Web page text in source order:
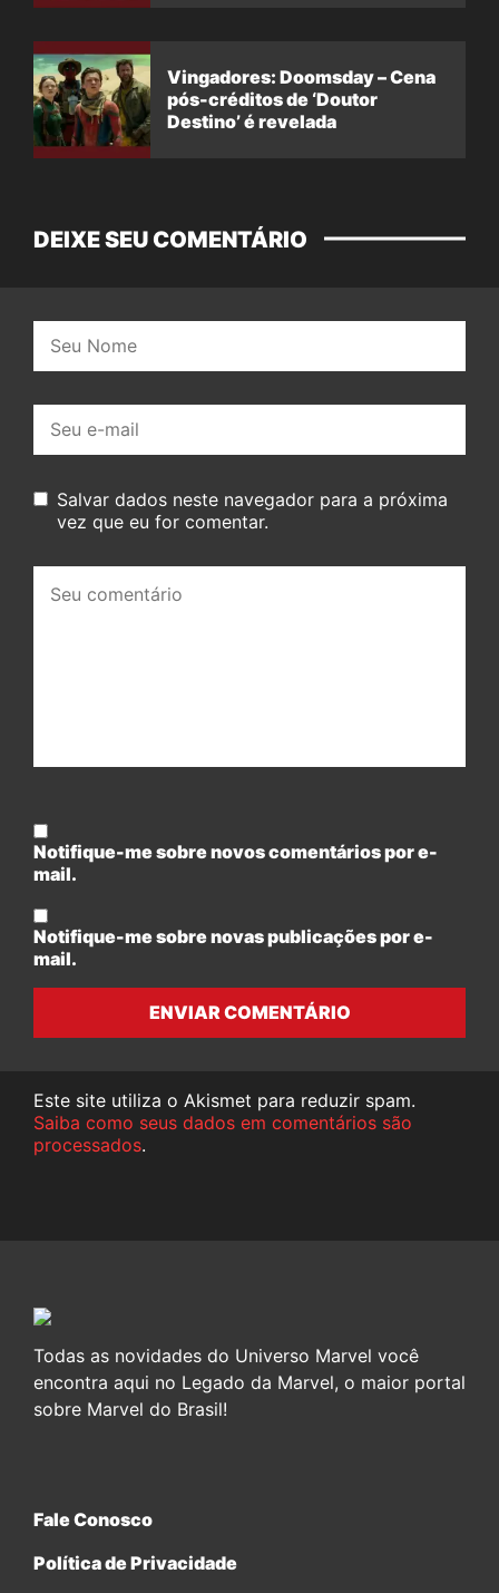
Vingadores: Doomsday – Cena
pós-créditos de ‘Doutor
Destino’ é revelada
DEIXE SEU COMENTÁRIO
mail:
Salvar dados neste navegador para a próxima
vez que eu for comentar.
comentário:
Notifique-me sobre novos comentários por e-
mail.
Notifique-me sobre novas publicações por e-
mail.
ENVIAR COMENTÁRIO
Este site utiliza o Akismet para reduzir spam.
Saiba como seus dados em comentários são
processados.
Todas as novidades do Universo Marvel você
encontra aqui no Legado da Marvel, o maior portal
sobre Marvel do Brasil!
Fale Conosco
Política de Privacidade